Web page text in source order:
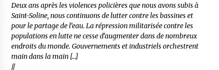
Deux ans après les violences policières que nous avons subis à
Saint-Soline, nous continuons de lutter contre les bassines et
pour le partage de l’eau. La répression militarisée contre les
populations en lutte ne cesse d’augmenter dans de nombreux
endroits du monde. Gouvernements et industriels orchestrent
main dans la main […]
//